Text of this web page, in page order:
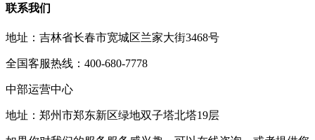
联系我们
地址：吉林省长春市宽城区兰家大街3468号
全国客服热线：400-680-7778
中部运营中心
地址：郑州市郑东新区绿地双子塔北塔19层